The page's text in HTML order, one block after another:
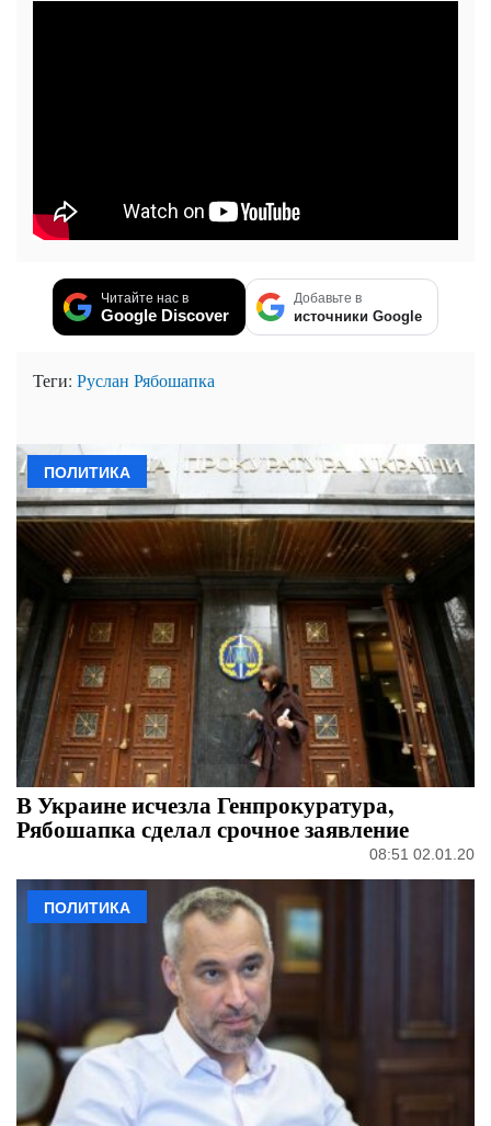
Читайте нас в
Google Discover
Добавьте в
источники Google
Теги: Руслан Рябошапка
ПОЛИТИКА
В Украине исчезла Генпрокуратура,
Рябошапка сделал срочное заявление
08:51 02.01.20
ПОЛИТИКА